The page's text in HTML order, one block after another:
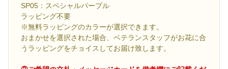
SP05：スペシャルパープル
ラッピング不要
※無料ラッピングのカラーが選択できます。
おまかせを選択された場合、ベテランスタッフがお花に合
うラッピングをチョイスしてお届け致します。